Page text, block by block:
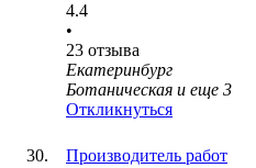
4.4
•
23 отзыва
Екатеринбург
Ботаническая и еще 3
Откликнуться
Производитель работ